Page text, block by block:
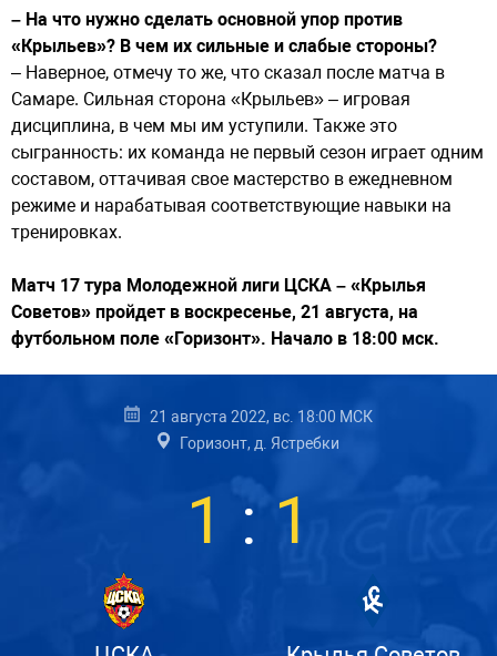
– На что нужно сделать основной упор против
«Крыльев»? В чем их сильные и слабые стороны?
– Наверное, отмечу то же, что сказал после матча в
Самаре. Сильная сторона «Крыльев» – игровая
дисциплина, в чем мы им уступили. Также это
сыгранность: их команда не первый сезон играет одним
составом, оттачивая свое мастерство в ежедневном
режиме и нарабатывая соответствующие навыки на
тренировках.
Матч 17 тура Молодежной лиги ЦСКА – «Крылья
Советов» пройдет в воскресенье, 21 августа, на
футбольном поле «Горизонт». Начало в 18:00 мск.
21 августа 2022, вс. 18:00 МСК
Горизонт, д. Ястребки
1 : 1